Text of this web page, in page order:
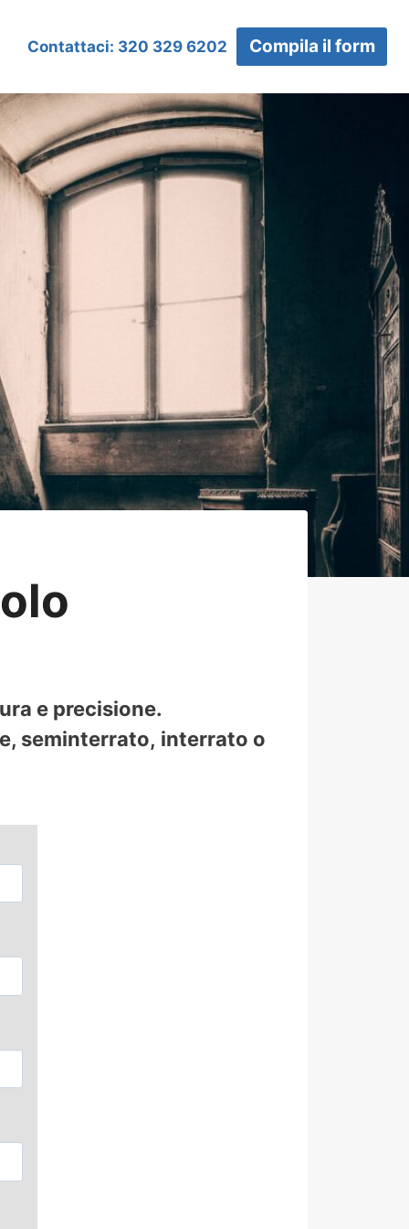
Contattaci: 320 329 6202 Compila il form
e precisione.
seminterrato, interrato o